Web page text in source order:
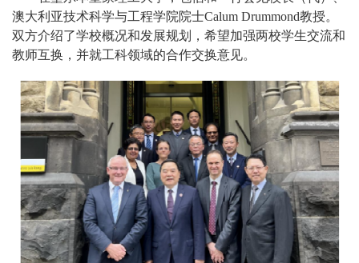
澳大利亚技术科学与工程学院院士Calum Drummond教授。
双方介绍了学校概况和发展规划，希望加强两校学生交流和
教师互换，并就工科领域的合作交换意见。